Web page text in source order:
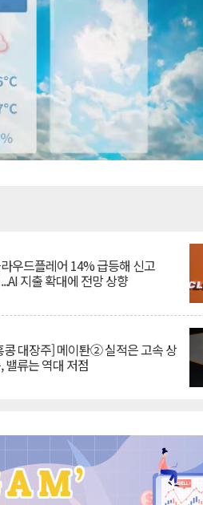
우드플레어 14% 급등해 신고
지출 확대에 전망 상향
콩 대장주] 메이퇀② 실적은 고속 상
밸류는 역대 저점